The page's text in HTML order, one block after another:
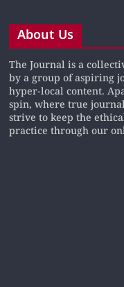
About Us
The Journal is a
by a group of aspiring
hyper-local content.
spin, where true
strive to keep the
practice through our